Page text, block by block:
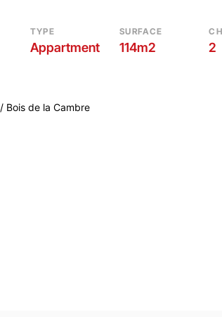
TYPE
Appartment
SURFACE
114m2 2